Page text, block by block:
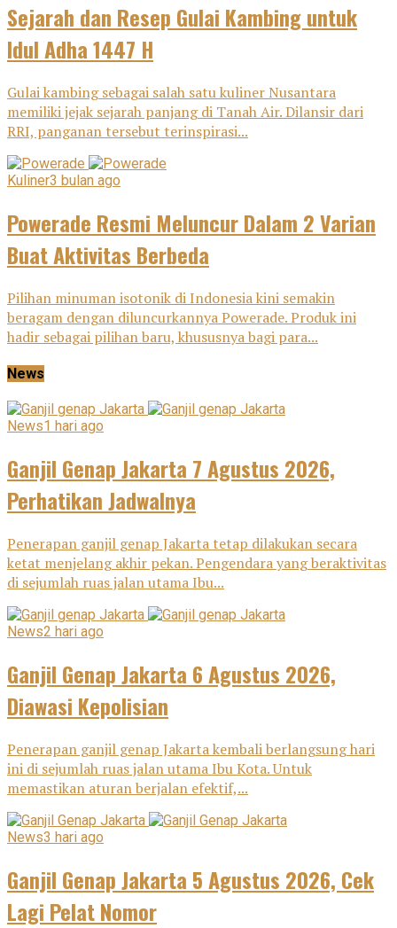
Sejarah dan Resep Gulai Kambing untuk
Idul Adha 1447 H
Gulai kambing sebagai salah satu kuliner Nusantara
memiliki jejak sejarah panjang di Tanah Air. Dilansir dari
RRI, panganan tersebut terinspirasi...
Kuliner3 bulan ago
Powerade Resmi Meluncur Dalam 2 Varian
Buat Aktivitas Berbeda
Pilihan minuman isotonik di Indonesia kini semakin
beragam dengan diluncurkannya Powerade. Produk ini
hadir sebagai pilihan baru, khususnya bagi para...
News
News1 hari ago
Ganjil Genap Jakarta 7 Agustus 2026,
Perhatikan Jadwalnya
Penerapan ganjil genap Jakarta tetap dilakukan secara
ketat menjelang akhir pekan. Pengendara yang beraktivitas
di sejumlah ruas jalan utama Ibu...
News2 hari ago
Ganjil Genap Jakarta 6 Agustus 2026,
Diawasi Kepolisian
Penerapan ganjil genap Jakarta kembali berlangsung hari
ini di sejumlah ruas jalan utama Ibu Kota. Untuk
memastikan aturan berjalan efektif,...
News3 hari ago
Ganjil Genap Jakarta 5 Agustus 2026, Cek
Lagi Pelat Nomor